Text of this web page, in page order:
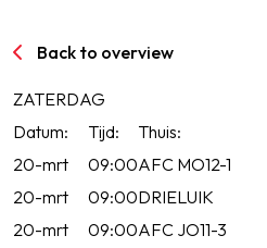
Back to overview
ZATERDAG
Datum:
Tijd: Thuis:
20-mrt
09:00AFC MO12-1
20-mrt
09:00DRIELUIK
20-mrt
09:00AFC JO11-3